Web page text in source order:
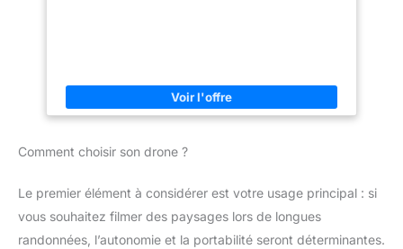
En quelques clics, Mini
4K réalise
automatiquement des
professionnel grâce aux
Fusée, Cercle et
Boomerang. Comprend
DJI Mini 4K, 2 batteries,
Comment choisir son drone ?
Le premier élément à considérer est votre usage principal : si
vous souhaitez filmer des paysages lors de longues
randonnées, l’autonomie et la portabilité seront déterminantes.